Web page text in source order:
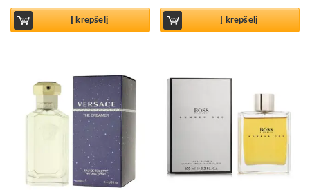
Į krepšelį Į krepšelį